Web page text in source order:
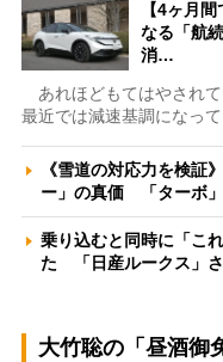
【4ヶ月
なる「航
消…
あれほどもてはやされて
最近では減速基調になっ
《雪道の対応力を検証
ー」の真価 「ターボ
乗り込むと同時に「こ
た 「日産ルークス」
大竹聡の「昼酒御